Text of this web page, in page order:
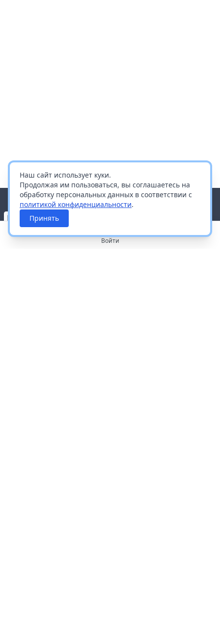
Наш сайт использует куки.
Продолжая им пользоваться, вы соглашаетесь на
обработку персональных данных в соответствии с
политикой конфиденциальности.
Принять
Войти